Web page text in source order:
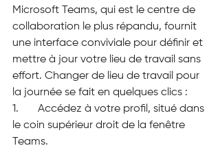
Microsoft Teams, qui est le centre de
collaboration le plus répandu, fournit
une interface conviviale pour définir et
mettre à jour votre lieu de travail sans
effort. Changer de lieu de travail pour
la journée se fait en quelques clics :
1.       Accédez à votre profil, situé dans
le coin supérieur droit de la fenêtre
Teams.